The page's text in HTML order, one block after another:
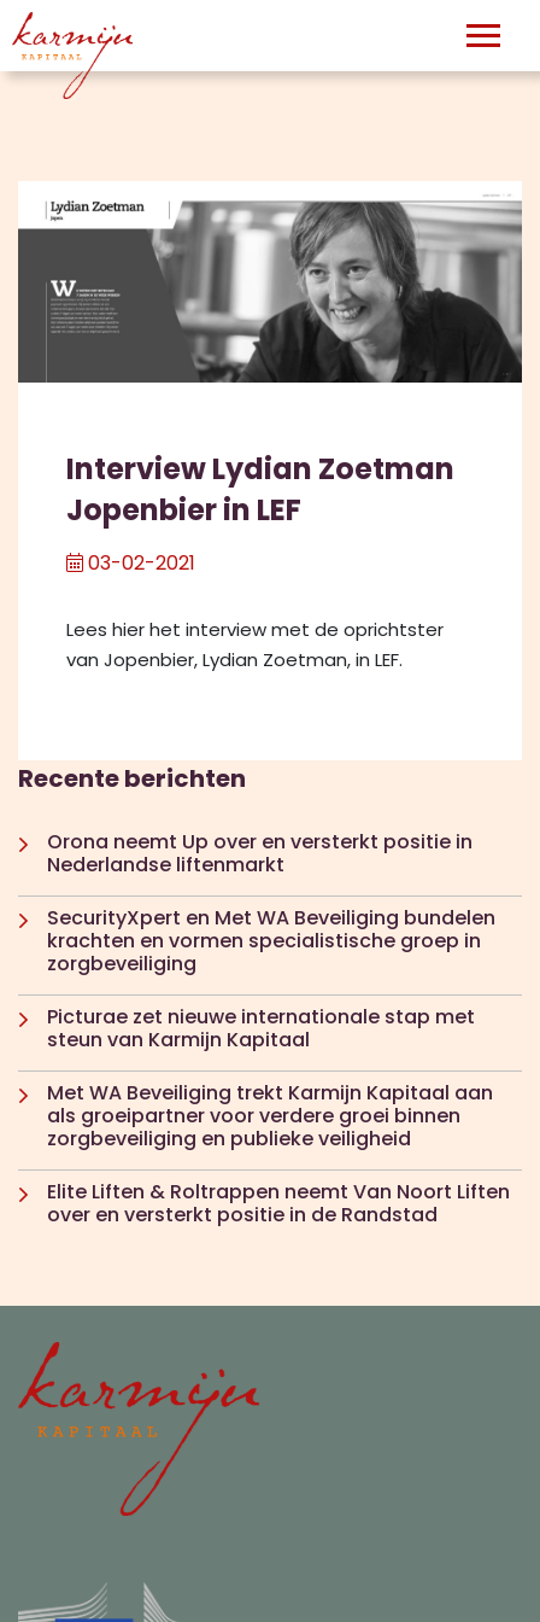
Interview Lydian Zoetman
Jopenbier in LEF
03-02-2021
Lees hier het interview met de oprichtster
van Jopenbier, Lydian Zoetman, in LEF.
Recente berichten
Orona neemt Up over en versterkt positie in
Nederlandse liftenmarkt
SecurityXpert en Met WA Beveiliging bundelen
krachten en vormen specialistische groep in
zorgbeveiliging
Picturae zet nieuwe internationale stap met
steun van Karmijn Kapitaal
Met WA Beveiliging trekt Karmijn Kapitaal aan
als groeipartner voor verdere groei binnen
zorgbeveiliging en publieke veiligheid
Elite Liften & Roltrappen neemt Van Noort Liften
over en versterkt positie in de Randstad